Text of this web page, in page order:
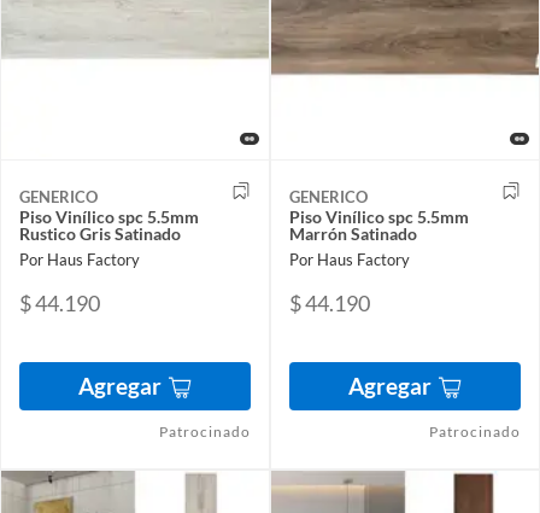
GENERICO
Piso Vinílico spc 5.5mm
Rustico Gris Satinado
Por Haus Factory
$ 44.190
Agregar
Patrocinado
GENERICO
Piso Vinílico spc 5.5mm
Marrón Satinado
Por Haus Factory
$ 44.190
Agregar
Patrocinado